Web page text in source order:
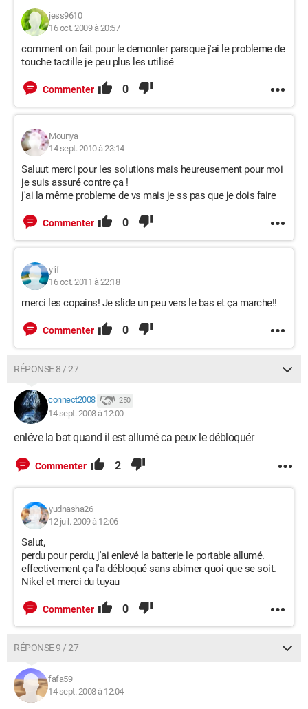
jess9610
16 oct. 2009 à 20:57
comment on fait pour le demonter parsque j'ai le probleme de
touche tactille je peu plus les utilisé
Commenter 0
Mounya
14 sept. 2010 à 23:14
Saluut merci pour les solutions mais heureusement pour moi
je suis assuré contre ça !
j'ai la même probleme de vs mais je ss pas que je dois faire
Commenter 0
ylif
16 oct. 2011 à 22:18
merci les copains! Je slide un peu vers le bas et ça marche!!
Commenter 0
RÉPONSE 8 / 27
connect2008 250
14 sept. 2008 à 12:00
enléve la bat quand il est allumé ca peux le débloquér
Commenter 2
yudnasha26
12 juil. 2009 à 12:06
Salut,
perdu pour perdu, j'ai enlevé la batterie le portable allumé.
effectivement ça l'a débloqué sans abimer quoi que se soit.
Nikel et merci du tuyau
Commenter 0
RÉPONSE 9 / 27
fafa59
14 sept. 2008 à 12:04